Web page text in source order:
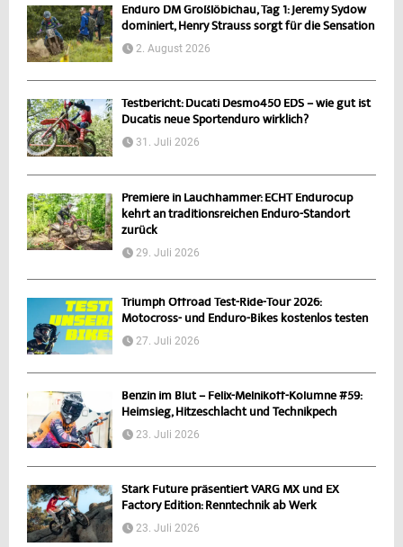
Enduro DM Großlöbichau, Tag 1: Jeremy Sydow
dominiert, Henry Strauss sorgt für die Sensation
2. August 2026
Testbericht: Ducati Desmo450 EDS – wie gut ist
Ducatis neue Sportenduro wirklich?
31. Juli 2026
Premiere in Lauchhammer: ECHT Endurocup
kehrt an traditionsreichen Enduro-Standort
zurück
29. Juli 2026
Triumph Offroad Test-Ride-Tour 2026:
Motocross- und Enduro-Bikes kostenlos testen
27. Juli 2026
Benzin im Blut – Felix-Melnikoff-Kolumne #59:
Heimsieg, Hitzeschlacht und Technikpech
23. Juli 2026
Stark Future präsentiert VARG MX und EX
Factory Edition: Renntechnik ab Werk
23. Juli 2026